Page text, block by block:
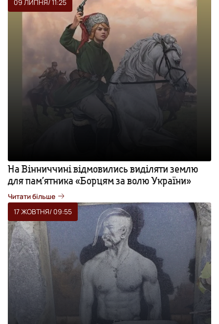
09 ЛИПНЯ/ 11:25
На Вінниччині відмовились виділяти землю
для пам’ятника «Борцям за волю України»
Читати більше
17 ЖОВТНЯ/ 09:55